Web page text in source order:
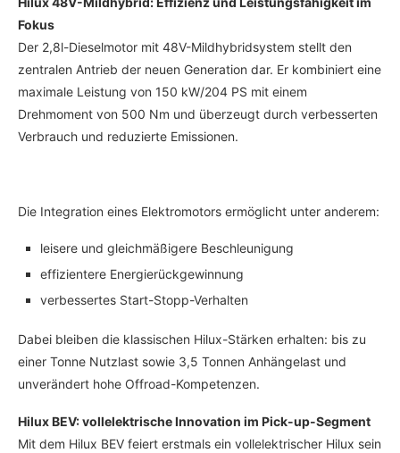
Fokus
Der 2,8l-Dieselmotor mit 48V-Mildhybridsystem stellt den
zentralen Antrieb der neuen Generation dar. Er kombiniert eine
maximale Leistung von 150 kW/204 PS mit einem
Drehmoment von 500 Nm und überzeugt durch verbesserten
Verbrauch und reduzierte Emissionen.
Die Integration eines Elektromotors ermöglicht unter anderem:
leisere und gleichmäßigere Beschleunigung
effizientere Energierückgewinnung
verbessertes Start-Stopp-Verhalten
Dabei bleiben die klassischen Hilux-Stärken erhalten: bis zu
einer Tonne Nutzlast sowie 3,5 Tonnen Anhängelast und
unverändert hohe Offroad-Kompetenzen.
Hilux BEV: vollelektrische Innovation im Pick-up-Segment
Mit dem Hilux BEV feiert erstmals ein vollelektrischer Hilux sein